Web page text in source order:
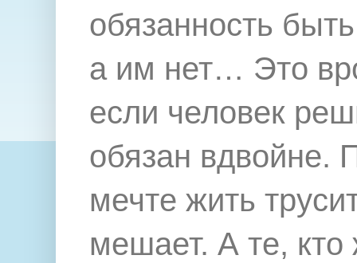
обязанность
а им нет… Это
если человек
обязан вдвойне.
мечте жить
мешает. А те,